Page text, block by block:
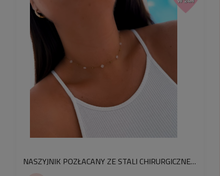
NASZYJNIK POZŁACANY ZE STALI CHIRURGICZNEJ 316L Z RÓŻOWYMI KRYSZTAŁKAMI I KORALIKAMI – DELIKATNA BIŻUTERIA DLA KOBIET